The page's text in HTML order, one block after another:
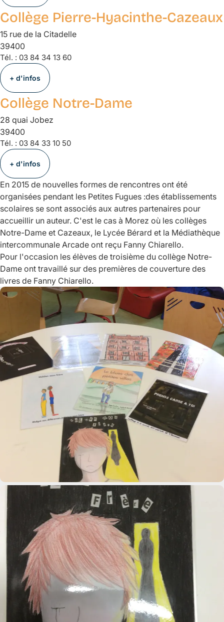
Collège Pierre-Hyacinthe-Cazeaux
15 rue de la Citadelle
39400
Tél. : 03 84 34 13 60
+ d'infos
Collège Notre-Dame
28 quai Jobez
39400
Tél. : 03 84 33 10 50
+ d'infos
En 2015 de nouvelles formes de rencontres ont été
organisées pendant les Petites Fugues :des établissements
scolaires se sont associés aux autres partenaires pour
accueillir un auteur. C'est le cas à Morez où les collèges
Notre-Dame et Cazeaux, le Lycée Bérard et la Médiathèque
intercommunale Arcade ont reçu Fanny Chiarello.
Pour l'occasion les élèves de troisième du collège Notre-
Dame ont travaillé sur des premières de couverture des
livres de Fanny Chiarello.